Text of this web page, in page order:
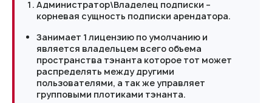
Администратор\Владелец подписки –
корневая сущность подписки арендатора.
Занимает 1 лицензию по умолчанию и
является владельцем всего объема
пространства тэнанта которое тот может
распределять между другими
пользователями, а так же управляет
групповыми плотиками тэнанта.